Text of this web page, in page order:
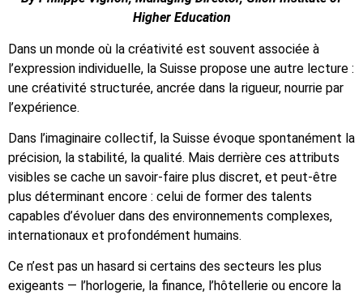
Higher Education
Dans un monde où la créativité est souvent associée à
l’expression individuelle, la Suisse propose une autre lecture :
une créativité structurée, ancrée dans la rigueur, nourrie par
l’expérience.
Dans l’imaginaire collectif, la Suisse évoque spontanément la
précision, la stabilité, la qualité. Mais derrière ces attributs
visibles se cache un savoir-faire plus discret, et peut-être
plus déterminant encore : celui de former des talents
capables d’évoluer dans des environnements complexes,
internationaux et profondément humains.
Ce n’est pas un hasard si certains des secteurs les plus
exigeants — l’horlogerie, la finance, l’hôtellerie ou encore la